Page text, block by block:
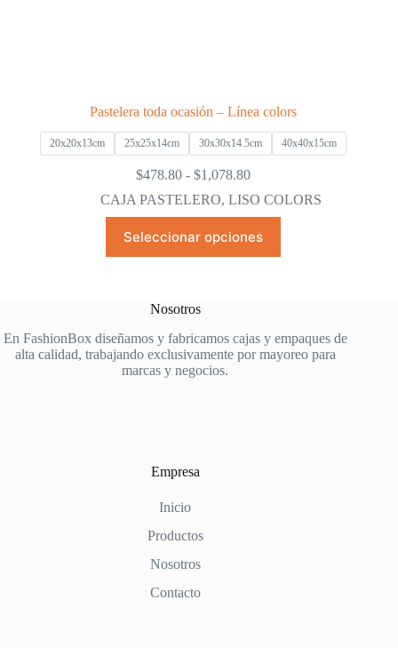
Pastelera toda ocasión – Línea colors
20x20x13cm 25x25x14cm 30x30x14.5cm 40x40x15cm
$478.80 - $1,078.80Rango
precios:
desde
$478.80
hasta
CAJA PASTELERO, LISO COLORS
Seleccionar opciones
producto
tiene
Las
se
pueden
elegir
Nosotros
En FashionBox diseñamos y fabricamos cajas y empaques de
alta calidad, trabajando exclusivamente por mayoreo para
marcas y negocios.
Empresa
Inicio
Productos
Nosotros
Contacto